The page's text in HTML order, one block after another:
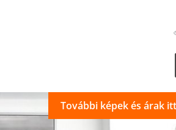
További képek és árak